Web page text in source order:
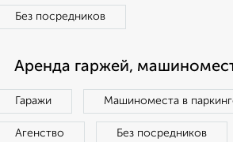
Без посредников
Аренда гаржей,
Гаражи Машиноместа в
Агенство Без посредников